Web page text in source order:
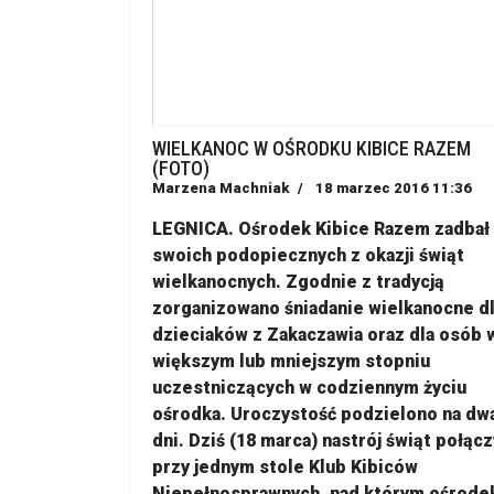
WIELKANOC W OŚRODKU KIBICE RAZEM
(FOTO)
Marzena Machniak 18 marzec 2016 11:36
LEGNICA. Ośrodek Kibice Razem zadbał
swoich podopiecznych z okazji świąt
wielkanocnych. Zgodnie z tradycją
zorganizowano śniadanie wielkanocne
dzieciaków z Zakaczawia oraz dla osób
większym lub mniejszym stopniu
uczestniczących w codziennym życiu
ośrodka. Uroczystość podzielono na
dni. Dziś (18 marca) nastrój świąt
przy jednym stole Klub Kibiców